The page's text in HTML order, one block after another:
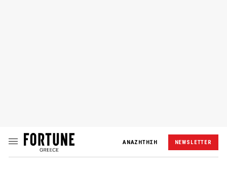
ΑΝΑΖΗΤΗΣΗ NEWSLETTER